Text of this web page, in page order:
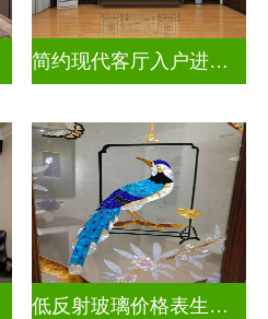
简约现代客厅入户进门遮挡玻璃屏风
低反射玻璃价格表生产电话